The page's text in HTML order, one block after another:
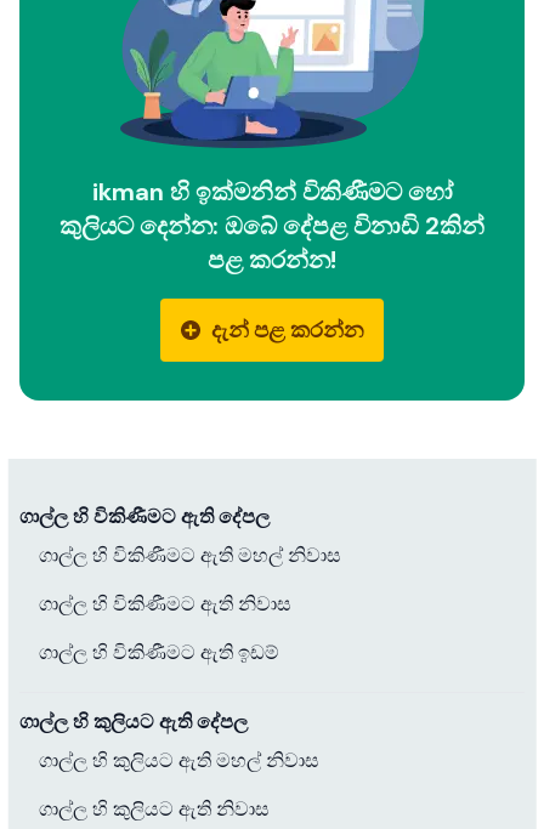
ikman හි ඉක්මනින් විකිණීමට හෝ
කුලියට දෙන්න: ඔබේ දේපළ විනාඩි 2කින්
පළ කරන්න!
දැන් පළ කරන්න
ගාල්ල හි විකිණීමට ඇති දේපල
ගාල්ල හි විකිණීමට ඇති මහල් නිවාස
ගාල්ල හි විකිණීමට ඇති නිවාස
ගාල්ල හි විකිණීමට ඇති ඉඩම්
ගාල්ල හි කුලියට ඇති දේපල
ගාල්ල හි කුලියට ඇති මහල් නිවාස
ගාල්ල හි කුලියට ඇති නිවාස